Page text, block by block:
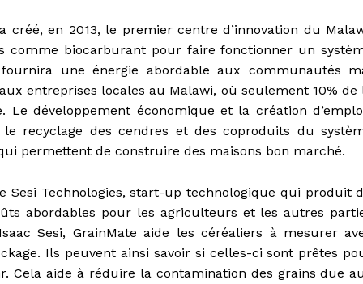
créé, en 2013, le premier centre d’innovation du
biocarburant pour faire fonctionner un
une énergie abordable aux communautés
entreprises locales au Malawi, où seulement 10% de
développement économique et la création
recyclage des cendres et des coproduits du
permettent de construire des maisons bon marché.
Technologies, start-up technologique qui produit
abordables pour les agriculteurs et les autres
Sesi, GrainMate aide les céréaliers à mesurer
Ils peuvent ainsi savoir si celles-ci sont prêtes
Cela aide à réduire la contamination des grains due